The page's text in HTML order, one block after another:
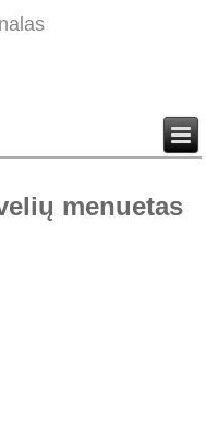
menuetas